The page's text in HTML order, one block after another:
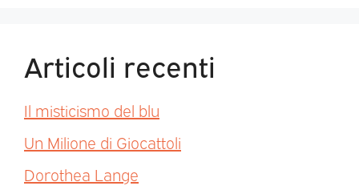
Articoli recenti
Il misticismo del blu
Un Milione di Giocattoli
Dorothea Lange